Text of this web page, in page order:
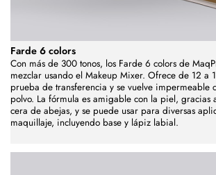
Farde 6 colors
Con más de 300 tonos, los Farde 6 colors de
mezclar usando el Makeup Mixer. Ofrece de 12 a
prueba de transferencia y se vuelve impermeable
polvo. La fórmula es amigable con la piel, gracias
cera de abejas, y se puede usar para diversas
maquillaje, incluyendo base y lápiz labial.